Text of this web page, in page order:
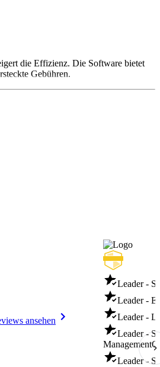
die Effizienz. Die Software bietet
Gebühren.
ansehen
Leader -
Leader -
Leader -
Leader -
Management
Leader -